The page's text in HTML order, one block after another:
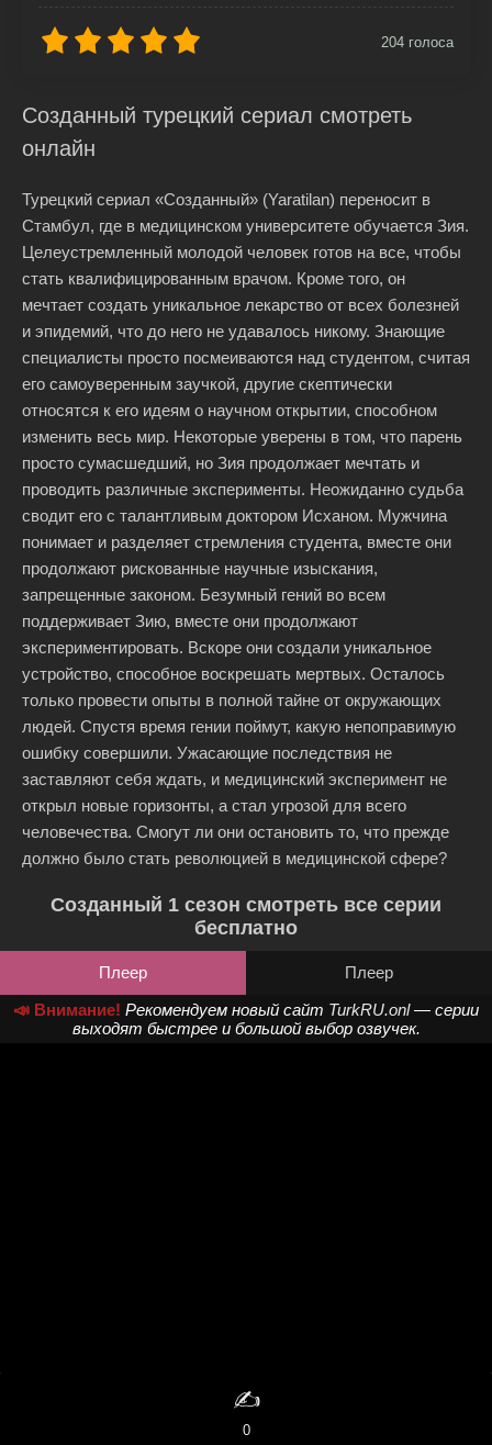
204 голоса
Созданный турецкий сериал смотреть
онлайн
Турецкий сериал «Созданный» (Yaratilan) переносит в
Стамбул, где в медицинском университете обучается Зия.
Целеустремленный молодой человек готов на все, чтобы
стать квалифицированным врачом. Кроме того, он
мечтает создать уникальное лекарство от всех болезней
и эпидемий, что до него не удавалось никому. Знающие
специалисты просто посмеиваются над студентом, считая
его самоуверенным заучкой, другие скептически
относятся к его идеям о научном открытии, способном
изменить весь мир. Некоторые уверены в том, что парень
просто сумасшедший, но Зия продолжает мечтать и
проводить различные эксперименты. Неожиданно судьба
сводит его с талантливым доктором Исханом. Мужчина
понимает и разделяет стремления студента, вместе они
продолжают рискованные научные изыскания,
запрещенные законом. Безумный гений во всем
поддерживает Зию, вместе они продолжают
экспериментировать. Вскоре они создали уникальное
устройство, способное воскрешать мертвых. Осталось
только провести опыты в полной тайне от окружающих
людей. Спустя время гении поймут, какую непоправимую
ошибку совершили. Ужасающие последствия не
заставляют себя ждать, и медицинский эксперимент не
открыл новые горизонты, а стал угрозой для всего
человечества. Смогут ли они остановить то, что прежде
должно было стать революцией в медицинской сфере?
Созданный 1 сезон смотреть все серии
бесплатно
Плеер
Плеер
📣 Внимание! Рекомендуем новый сайт TurkRU.onl— серии
выходят быстрее и большой выбор озвучек.
✍️
0